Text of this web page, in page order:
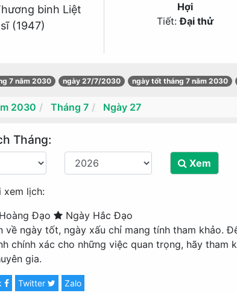
binh Liệt
sĩ (1947)
Hợi
Tiết:Đại thử
7 năm 2030 ngày 27/7/2030 ngày tốt tháng 7 năm 2030
2030 Tháng 7 Ngày 27
Tháng:
Xem
xem lịch:
Đạo
Ngày Hắc Đạo
về ngày tốt, ngày xấu chỉ mang tính tham khảo.
chính xác cho những việc quan trọng, hãy tham
gia.
Twitter Zalo